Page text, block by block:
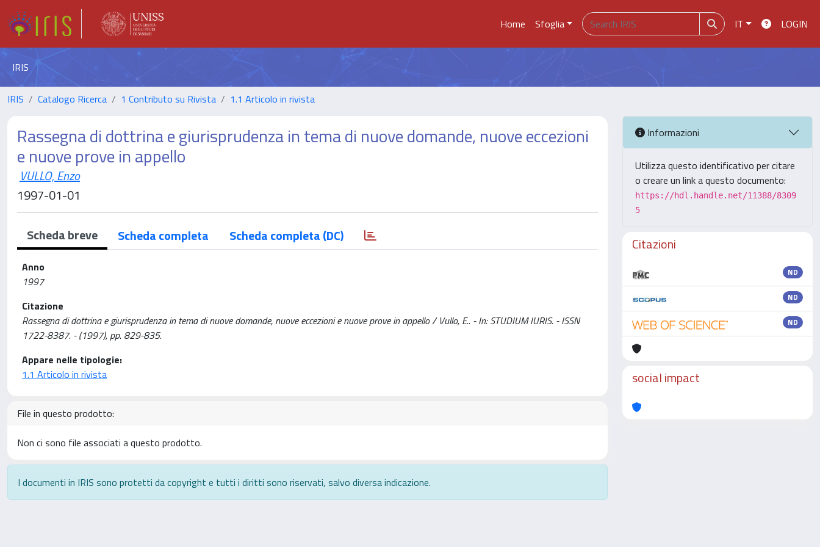
Home Sfoglia IT LOGIN
IRIS
IRIS Catalogo Ricerca 1 Contributo su Rivista 1.1 Articolo in rivista
Rassegna di dottrina e giurisprudenza in tema di nuove domande, nuove eccezioni
e nuove prove in appello
VULLO, Enzo
1997-01-01
Scheda breve Scheda completa Scheda completa (DC)
Anno
1997
Citazione
Rassegna di dottrina e giurisprudenza in tema di nuove domande, nuove eccezioni e nuove prove in appello / Vullo, E.. - In: STUDIUM IURIS. - ISSN
1722-8387. - (1997), pp. 829-835.
Appare nelle tipologie:
1.1 Articolo in rivista
File in questo prodotto:
Non ci sono file associati a questo prodotto.
I documenti in IRIS sono protetti da copyright e tutti i diritti sono riservati, salvo diversa indicazione.
Informazioni
Utilizza questo identificativo per citare
o creare un link a questo documento:
https://hdl.handle.net/11388/8309
5
Citazioni
ND
ND
ND
social impact